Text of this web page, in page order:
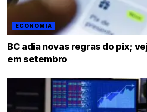
ECONOMIA
BC adia novas regras do pix;
em setembro